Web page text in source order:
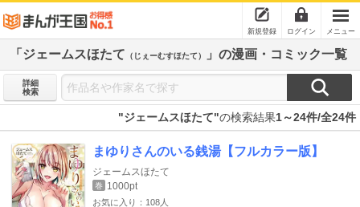
新規登録 ログイン メニュー
「ジェームスほたて （じぇーむすほたて） 」の漫画・コミック一覧
詳細
検索
"ジェームスほたて"の検索結果1～24件/全24件
まゆりさんのいる銭湯【フルカラー版】
ジェームスほたて
巻 1000pt
お気に入り：108人